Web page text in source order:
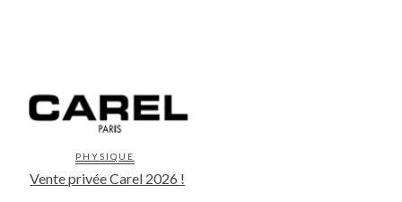
PHYSIQUE
Vente privée Carel 2026 !